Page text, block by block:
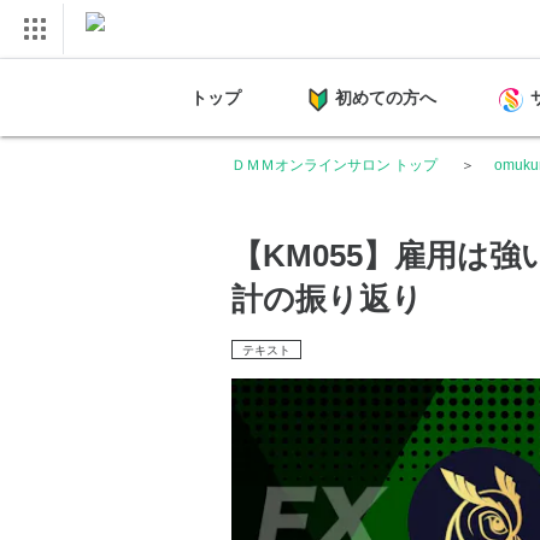
トップ 初めての方へ
ＤＭＭオンラインサロン トップ
【KM055】雇用は
計の振り返り
テキスト